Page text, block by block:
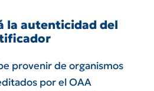
la autenticidad del
provenir de organismos
por el OAA